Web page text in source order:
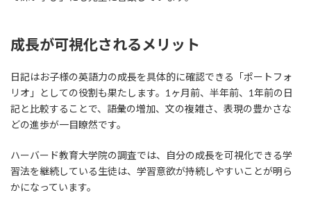
成長が可視化されるメリット
日記はお子様の英語力の成長を具体的に確認できる「ポートフォ
リオ」としての役割も果たします。1ヶ月前、半年前、1年前の日
記と比較することで、語彙の増加、文の複雑さ、表現の豊かさな
どの進歩が一目瞭然です。
ハーバード教育大学院の調査では、自分の成長を可視化できる学
習法を継続している生徒は、学習意欲が持続しやすいことが明ら
かになっています。